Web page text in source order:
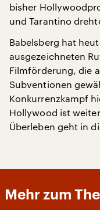
bisher
und Tarantino
Babelsberg hat
ausgezeichneten
Filmförderung, die
Subventionen
Konkurrenzkampf
Hollywood ist
Überleben geht in
Mehr zum